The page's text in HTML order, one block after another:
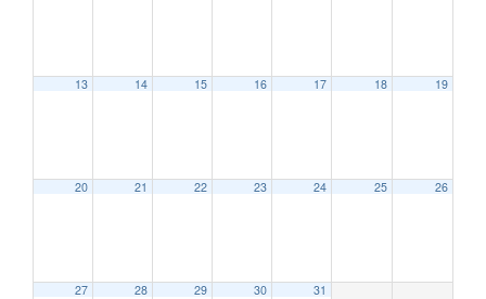
13 14 15 16 17 18 19
20 21 22 23 24 25 26
27 28 29 30 31
2:00 AM